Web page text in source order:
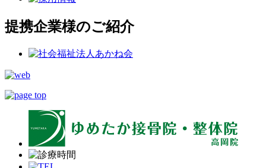
提携企業様のご紹介